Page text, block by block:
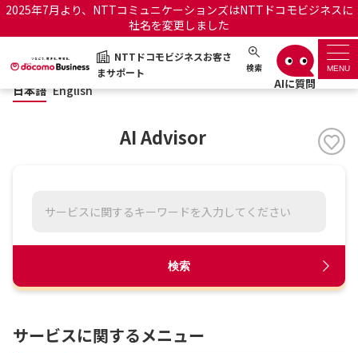
2025年7月より、NTTコミュニケーションズはNTTドコモビジネスに
社名を変更しました
NTTドコモビジネスお客さ
まサポート
検索 MENU
NTTドコモビジネスお客さまサポート 日本語 English
サポートトップ
サービス名から探す
OCNのお客さまはこちら
ビス
オフィシャルサイト
日本語 English
AI Advisor
検索
サービスに関するメニュー